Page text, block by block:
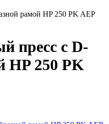
рамой HP 250 PK AEP
пресс с D-
HP 250 PK